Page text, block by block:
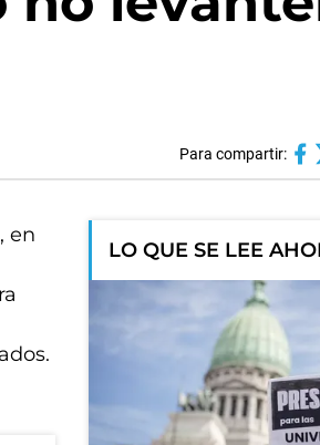
Para compartir:
en
LO QUE SE LEE